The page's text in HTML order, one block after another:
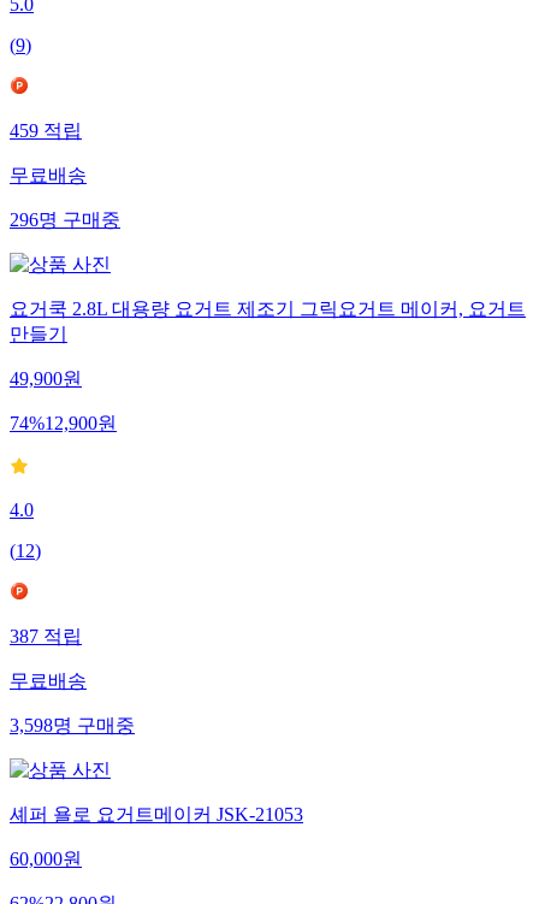
5.0
(9)
459적립
무료배송
296명구매중
요거쿡 2.8L 대용량 요거트 제조기 그릭요거트 메이커, 요거트
만들기
49,900원
74%12,900원
4.0
(12)
387적립
무료배송
3,598명구매중
셰퍼 욜로 요거트메이커 JSK-21053
60,000원